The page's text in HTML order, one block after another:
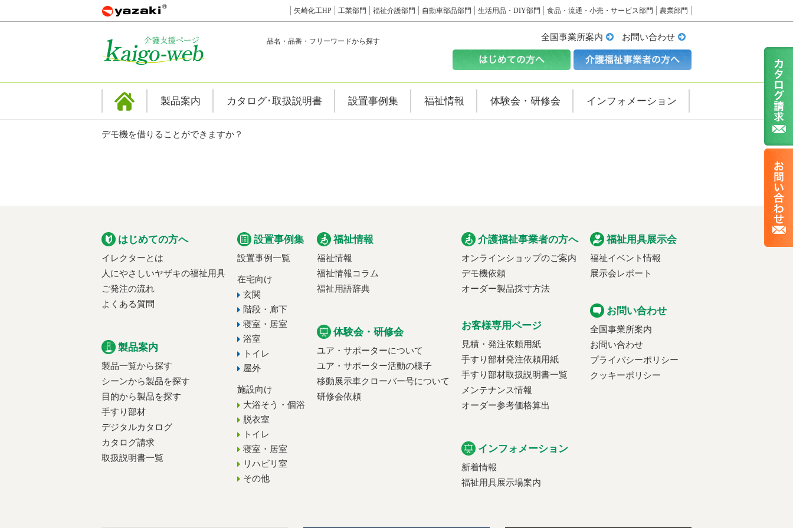
矢崎化工HP 工業部門 福祉介護部門 自動車部品部門 生活用品・DIY部門 食品・流通・小売・サービス部門 農業部門
品名・品番・フリーワードから探す 全国事業所案内 お問い合わせ
製品案内 カタログ･取扱説明書 設置事例集 福祉情報 体験会・研修会 インフォメーション
デモ機を借りることができますか？
はじめての方へ
イレクターとは
人にやさしいヤザキの福祉用具
ご発注の流れ
よくある質問
製品案内
製品一覧から探す
シーンから製品を探す
目的から製品を探す
手すり部材
デジタルカタログ
カタログ請求
取扱説明書一覧
設置事例集
設置事例一覧
在宅向け
玄関
階段・廊下
寝室・居室
浴室
トイレ
屋外
施設向け
大浴そう・個浴
脱衣室
トイレ
寝室・居室
リハビリ室
その他
福祉情報
福祉情報
福祉情報コラム
福祉用語辞典
体験会・研修会
ユア・サポーターについて
ユア・サポーター活動の様子
移動展示車クローバー号について
研修会依頼
介護福祉事業者の方へ
オンラインショップのご案内
デモ機依頼
オーダー製品採寸方法
お客様専用ページ
見積・発注依頼用紙
手すり部材発注依頼用紙
手すり部材取扱説明書一覧
メンテナンス情報
オーダー参考価格算出
インフォメーション
新着情報
福祉用具展示場案内
福祉用具展示会
福祉イベント情報
展示会レポート
お問い合わせ
全国事業所案内
お問い合わせ
プライバシーポリシー
クッキーポリシー